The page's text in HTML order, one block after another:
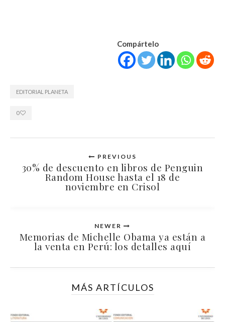
Compártelo
EDITORIAL PLANETA
0
PREVIOUS
30% de descuento en libros de Penguin
Random House hasta el 18 de
noviembre en Crisol
NEWER
Memorias de Michelle Obama ya están a
la venta en Perú: los detalles aquí
MÁS ARTÍCULOS